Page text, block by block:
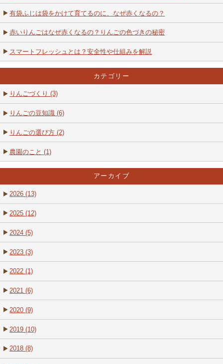
有袋ふじは袋をかけて育てるのに、なぜ赤くなるの？
赤いりんごはなぜ赤くなるの？りんごの色づきの秘密
スマートフレッシュとは？安全性や仕組みを解説
カテゴリー
りんごづくり (3)
りんごの豆知識 (6)
りんごの選び方 (2)
農園のこと (1)
アーカイブ
2026 (13)
2025 (12)
2024 (5)
2023 (3)
2022 (1)
2021 (6)
2020 (9)
2019 (10)
2018 (8)